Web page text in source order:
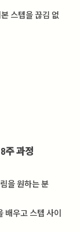
스텝을 끊김 없
주 과정
을 원하는 분
배우고 스텝 사이